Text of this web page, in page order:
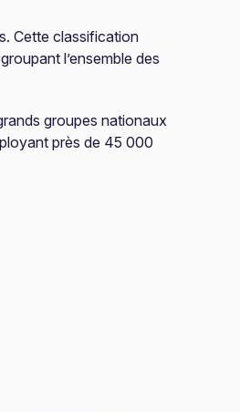
Cette classification
l’ensemble des
groupes nationaux
près de 45 000